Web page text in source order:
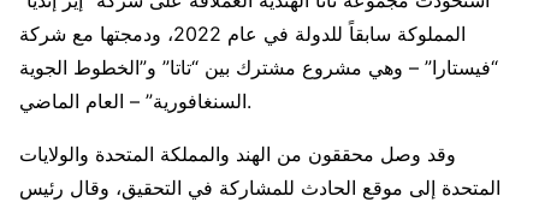
المملوكة سابقاً للدولة في عام 2022، ودمجتها مع شركة
“فيستارا” – وهي مشروع مشترك بين “تاتا” و”الخطوط الجوية
السنغافورية” – العام الماضي.
وقد وصل محققون من الهند والمملكة المتحدة والولايات
المتحدة إلى موقع الحادث للمشاركة في التحقيق، وقال رئيس